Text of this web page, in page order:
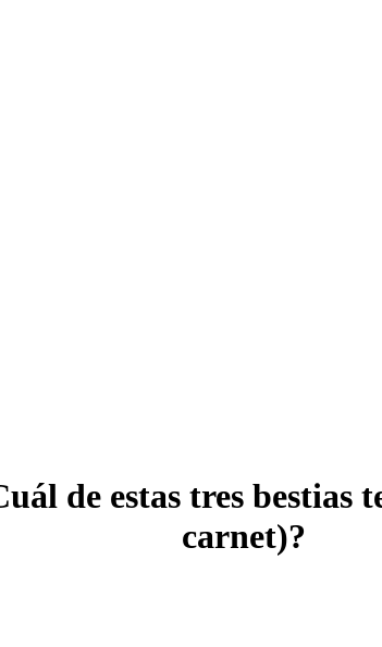
de estas tres bestias
carnet)?